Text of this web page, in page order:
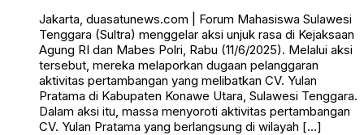
Jakarta, duasatunews.com | Forum Mahasiswa Sulawesi
Tenggara (Sultra) menggelar aksi unjuk rasa di Kejaksaan
Agung RI dan Mabes Polri, Rabu (11/6/2025). Melalui aksi
tersebut, mereka melaporkan dugaan pelanggaran
aktivitas pertambangan yang melibatkan CV. Yulan
Pratama di Kabupaten Konawe Utara, Sulawesi Tenggara.
Dalam aksi itu, massa menyoroti aktivitas pertambangan
CV. Yulan Pratama yang berlangsung di wilayah […]